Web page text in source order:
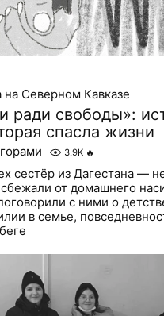
на Северном Кавказе
ради свободы»:
спасла жизни
3.9K 🔥
сестёр из Дагестана —
от домашнего
с ними о
в семье,